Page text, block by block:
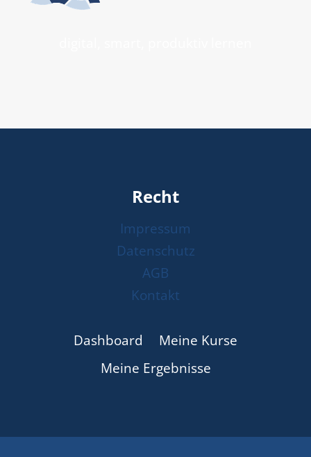
Recht
Impressum
Datenschutz
AGB
Kontakt
Dashboard
Meine Kurse
Meine Ergebnisse